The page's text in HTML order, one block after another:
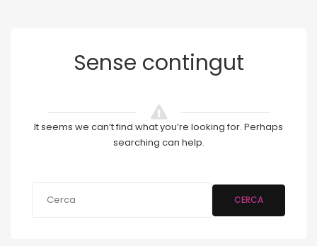
Sense contingut
It seems we can’t find what you’re looking for. Perhaps
searching can help.
CERCA